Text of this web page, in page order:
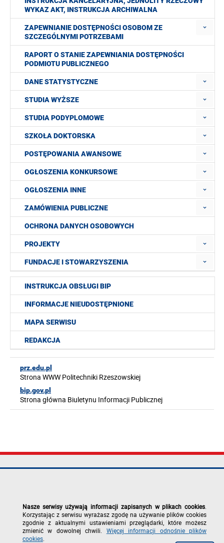
WYKAZ AKT, INSTRUKCJA ARCHIWALNA
ZAPEWNIANIE DOSTĘPNOŚCI OSOBOM ZE
SZCZEGÓLNYMI POTRZEBAMI
RAPORT O STANIE ZAPEWNIANIA DOSTĘPNOŚCI
PODMIOTU PUBLICZNEGO
DANE STATYSTYCZNE
STUDIA WYŻSZE
STUDIA PODYPLOMOWE
SZKOŁA DOKTORSKA
POSTĘPOWANIA AWANSOWE
OGŁOSZENIA KONKURSOWE
OGŁOSZENIA INNE
ZAMÓWIENIA PUBLICZNE
OCHRONA DANYCH OSOBOWYCH
PROJEKTY
FUNDACJE I STOWARZYSZENIA
INSTRUKCJA OBSŁUGI BIP
INFORMACJE NIEUDOSTĘPNIONE
MAPA SERWISU
REDAKCJA
prz.edu.pl
Strona WWW Politechniki Rzeszowskiej
bip.gov.pl
Strona główna Biuletynu Informacji Publicznej
Politechnika
al. Powstańców
Warszawy 12
35-029 Rzeszów
tel.: +48 17 865
e-mail:
kancelaria@prz.edu.pl
Mapa serwisu
prywatności
Zgłoś błąd na
stronie
Nasze serwisy używają informacji zapisanych w plikach cookies
Korzystając z serwisu wyrażasz zgodę na używanie plików cookies
zgodnie z aktualnymi ustawieniami przeglądarki, które możesz
zmienić w dowolnej chwili. Więcej informacji odnośnie plików
cookies